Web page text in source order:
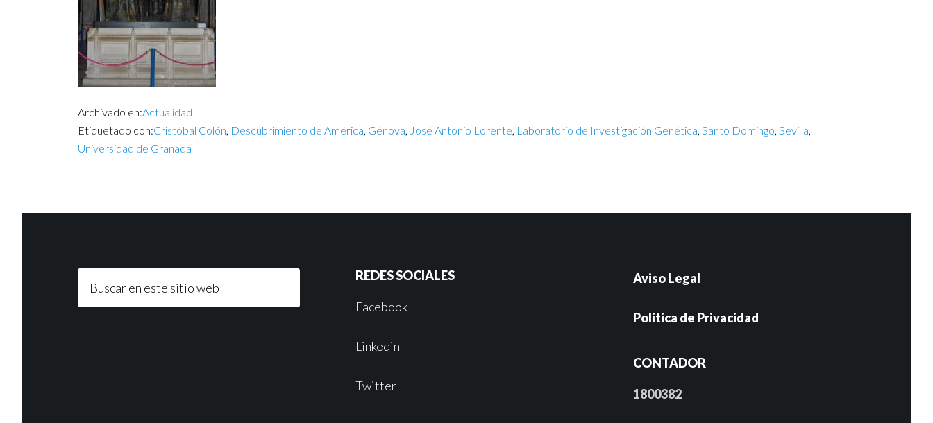
Archivado en:Actualidad
Etiquetado con:Cristóbal Colón, Descubrimiento de América, Génova, José Antonio Lorente, Laboratorio de Investigación Genética, Santo Domingo, Sevilla,
Universidad de Granada
REDES SOCIALES
Facebook
Linkedin
Twitter
Aviso Legal
Política de Privacidad
CONTADOR
1800382